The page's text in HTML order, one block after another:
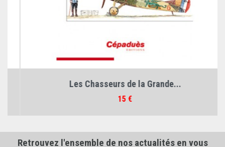
Les Chasseurs de la Grande...
15 €
Retrouvez l'ensemble de nos actualités en vous